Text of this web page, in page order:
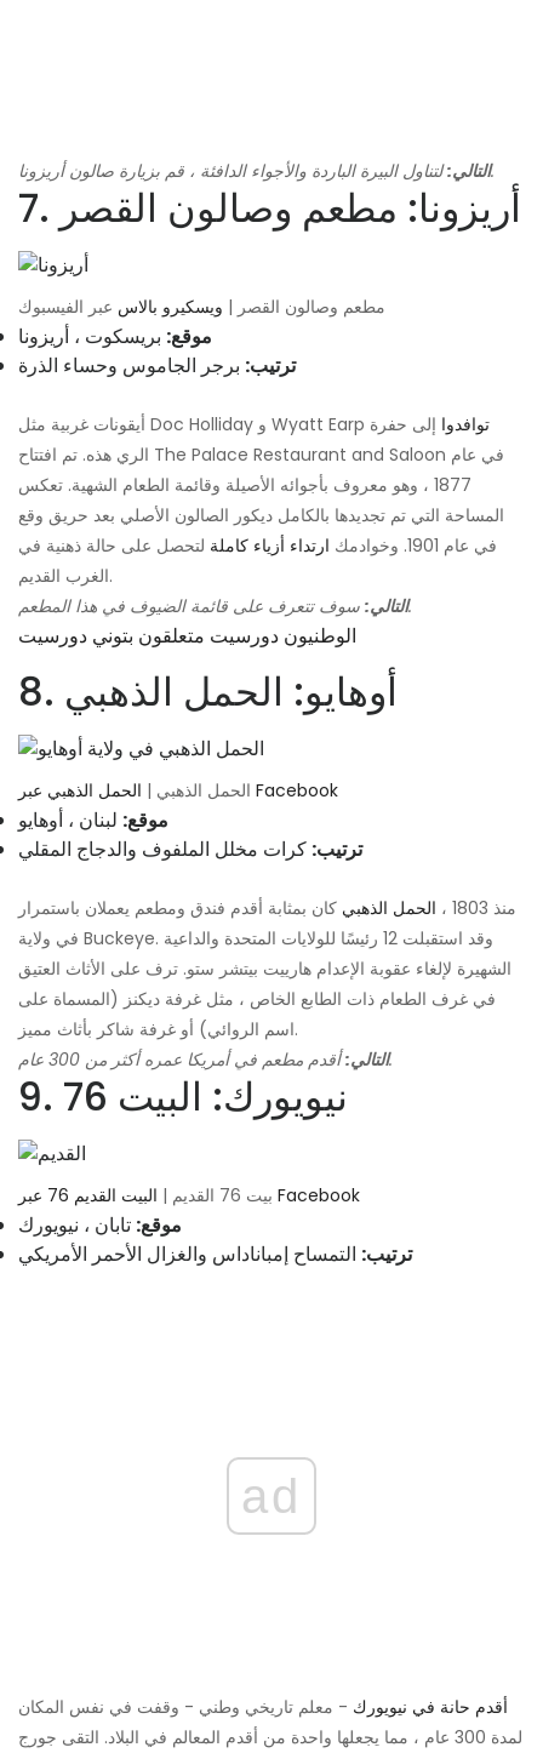
التالي:لتناول البيرة الباردة والأجواء الدافئة ، قم بزيارة صالون أريزونا.
7. أريزونا: مطعم وصالون القصر
مطعم وصالون القصر | ويسكيرو بالاس عبر الفيسبوك
موقع: بريسكوت ، أريزونا
ترتيب: برجر الجاموس وحساء الذرة
أيقونات غربية مثل Doc Holliday و Wyatt Earp توافدوا إلى حفرة
الري هذه. تم افتتاح The Palace Restaurant and Saloon في عام
1877 ، وهو معروف بأجوائه الأصيلة وقائمة الطعام الشهية. تعكس
المساحة التي تم تجديدها بالكامل ديكور الصالون الأصلي بعد حريق وقع
في عام 1901. وخوادمك
ارتداء أزياء كاملة لتحصل على حالة ذهنية في
الغرب القديم.
التالي:سوف تتعرف على قائمة الضيوف في هذا المطعم.
الوطنيون دورسيت متعلقون بتوني دورسيت
8. أوهايو: الحمل الذهبي
الحمل الذهبي | الحمل الذهبي عبر Facebook
موقع: لبنان ، أوهايو
ترتيب: كرات مخلل الملفوف والدجاج المقلي
منذ 1803 ، الحمل الذهبي كان بمثابة أقدم فندق ومطعم يعملان باستمرار
في ولاية Buckeye. وقد استقبلت 12 رئيسًا للولايات المتحدة والداعية
الشهيرة لإلغاء عقوبة الإعدام هارييت بيتشر ستو. ترف على الأثاث العتيق
في غرف الطعام ذات الطابع الخاص ، مثل غرفة ديكنز (المسماة على
اسم الروائي) أو غرفة شاكر بأثاث مميز.
التالي:أقدم مطعم في أمريكا عمره أكثر من 300 عام.
9. نيويورك: البيت 76
بيت 76 القديم | البيت القديم 76 عبر Facebook
موقع: تابان ، نيويورك
ترتيب: التمساح إمباناداس والغزال الأحمر الأمريكي
ad
أقدم حانة في نيويورك - معلم تاريخي وطني - وقفت في نفس المكان
لمدة 300 عام ، مما يجعلها واحدة من أقدم المعالم في البلاد. التقى جورج